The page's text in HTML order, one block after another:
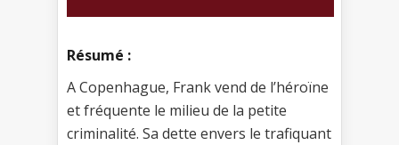
Résumé :
A Copenhague, Frank vend de l’héroïne
et fréquente le milieu de la petite
criminalité. Sa dette envers le trafiquant